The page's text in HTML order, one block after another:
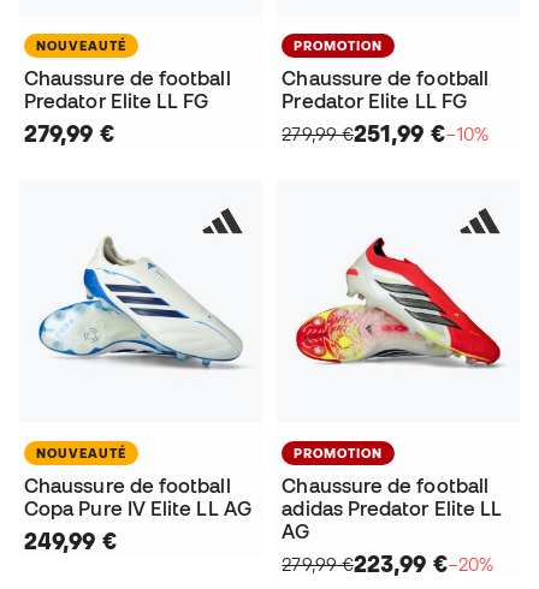
NOUVEAUTÉ
Chaussure de football
Predator Elite LL FG
279,99 €
PROMOTION
Chaussure de football
Predator Elite LL FG
279,99 €251,99 €−10%
NOUVEAUTÉ
Chaussure de football
Copa Pure IV Elite LL AG
249,99 €
PROMOTION
Chaussure de football
adidas Predator Elite LL
AG
279,99 €223,99 €−20%